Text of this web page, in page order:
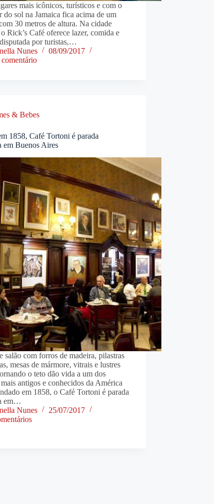
mais icônicos, turísticos e com o
do sol na Jamaica fica acima de um
30 metros de altura. Na cidade
Rick’s Café oferece lazer, comida e
por turistas,…
Nunes
08/09/2017
& Bebes
1858, Café Tortoni é parada
em Buenos Aires
salão com forros de madeira, pilastras
mesas de mármore, vitrais e lustres
o teto dão vida a um dos
antigos e conhecidos da América
em 1858, o Café Tortoni é parada
em…
Nunes
25/07/2017